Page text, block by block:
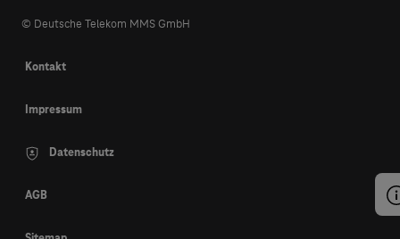
© Deutsche Telekom MMS GmbH
Kontakt
Impressum
Datenschutz
AGB